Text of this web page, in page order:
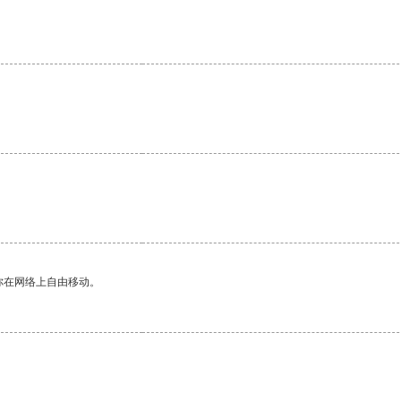
网络上自由移动。